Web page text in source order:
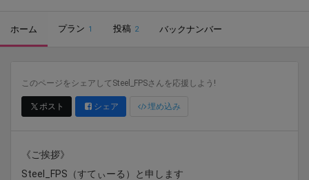
ホーム プラン 1 投稿 2 バックナンバー
このページをシェアしてSteel_FPSさんを応援しよう!
ポスト シェア 埋め込み
《ご挨拶》
Steel_FPS（すてぃーる）と申します